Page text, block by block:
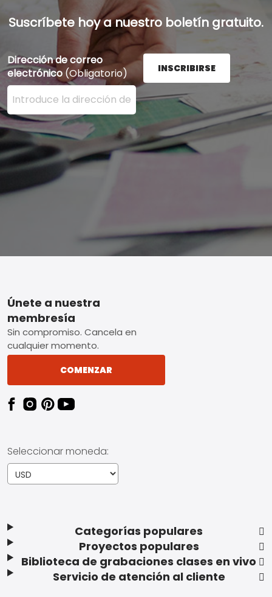
Suscríbete hoy a nuestro boletín gratuito.
Dirección de correo
electrónico (Obligatorio)
Ingrese su dirección de correo electrónico aquí y
INSCRIBIRSE
Footer
Categorías populares
Proyectos populares
Biblioteca de grabaciones clases en vivo
Servicio de atención al cliente
Únete a nuestra
membresía
Sin compromiso. Cancela en
cualquier momento.
COMENZAR
Seleccionar moneda: